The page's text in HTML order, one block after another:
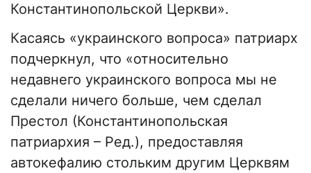
Константинопольской Церкви».
Касаясь «украинского вопроса» патриарх
подчеркнул, что «относительно
недавнего украинского вопроса мы не
сделали ничего больше, чем сделал
Престол (Константинопольская
патриархия – Ред.), предоставляя
автокефалию стольким другим Церквям